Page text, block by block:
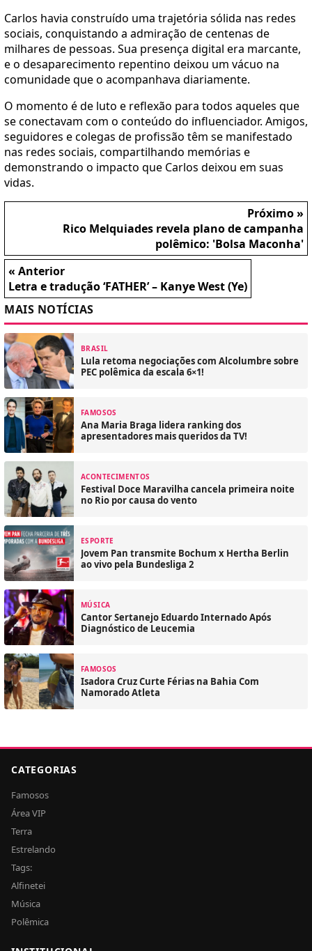
Carlos havia construído uma trajetória sólida nas redes
sociais, conquistando a admiração de centenas de
milhares de pessoas. Sua presença digital era marcante,
e o desaparecimento repentino deixou um vácuo na
comunidade que o acompanhava diariamente.
O momento é de luto e reflexão para todos aqueles que
se conectavam com o conteúdo do influenciador. Amigos,
seguidores e colegas de profissão têm se manifestado
nas redes sociais, compartilhando memórias e
demonstrando o impacto que Carlos deixou em suas
vidas.
Próximo »
Rico Melquiades revela plano de campanha
polêmico: 'Bolsa Maconha'
« Anterior
Letra e tradução ‘FATHER’ – Kanye West (Ye)
MAIS NOTÍCIAS
BRASIL
Lula retoma negociações com Alcolumbre sobre
PEC polêmica da escala 6×1!
FAMOSOS
Ana Maria Braga lidera ranking dos
apresentadores mais queridos da TV!
ACONTECIMENTOS
Festival Doce Maravilha cancela primeira noite
no Rio por causa do vento
ESPORTE
Jovem Pan transmite Bochum x Hertha Berlin
ao vivo pela Bundesliga 2
MÚSICA
Cantor Sertanejo Eduardo Internado Após
Diagnóstico de Leucemia
FAMOSOS
Isadora Cruz Curte Férias na Bahia Com
Namorado Atleta
CATEGORIAS
Famosos
Área VIP
Terra
Estrelando
Tags:
Alfinetei
Música
Polêmica